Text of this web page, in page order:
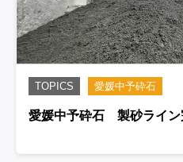
TOPICS 愛媛中予砕石
愛媛中予砕石 製砂ライン